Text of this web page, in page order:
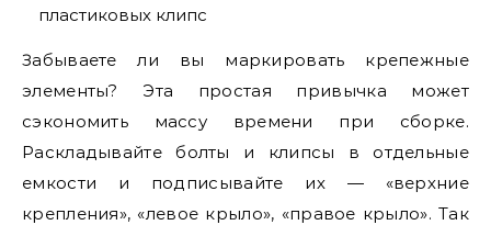
пластиковых клипс
Забываете ли вы маркировать крепежные
элементы? Эта простая привычка может
сэкономить массу времени при сборке.
Раскладывайте болты и клипсы в отдельные
емкости и подписывайте их — «верхние
крепления», «левое крыло», «правое крыло». Так